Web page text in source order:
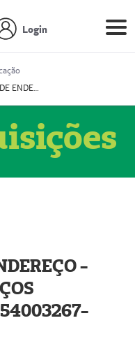
Login
MUDANÇA DE ENDEREÇO - DIAGITAB SERVIÇOS MÉDICOS LTDA (54003267-5)
-